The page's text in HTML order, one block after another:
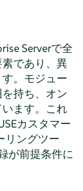
Serverで全
であり、異
。モジュー
持ち、オン
ます。これ
カスタマー
リングツー
が前提条件に